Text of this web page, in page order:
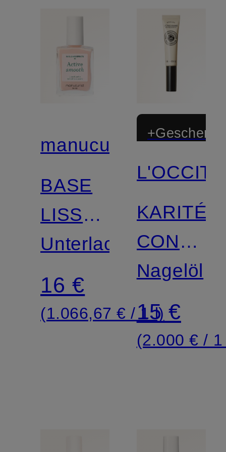
manucurist
BASE
LISSANTE
COAT
Unterlack
16 €
(1.066,67 € / 1 l)
+Geschenk
KARITÉ
SHEA
Nagelöl
15 €
(2.000 € /